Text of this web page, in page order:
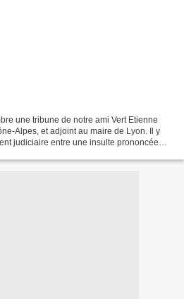
une tribune de notre ami Vert Etienne
Alpes, et adjoint au maire de Lyon. Il y
judiciaire entre une insulte prononcée